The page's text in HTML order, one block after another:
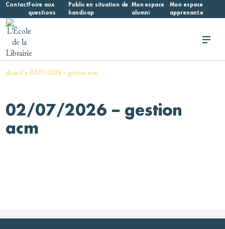
Skip
content
ContactFoire aux
questions
Public en situation de
handicap
Mon espace
alumni
Mon espace
apprenant.e
Accueil>02/07/2026 – gestion acm
02/07/2026 – gestion
acm